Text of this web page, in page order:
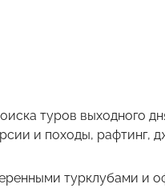
туров выходного
и походы, рафтинг,
турклубами и